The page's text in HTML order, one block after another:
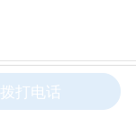
公司地址
拨打电话